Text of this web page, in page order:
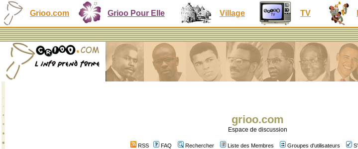
Grioo.com Grioo Pour Elle Village TV
grioo.com
Espace de discussion
RSS FAQ Rechercher Liste des Membres Groupes d'utilisateurs